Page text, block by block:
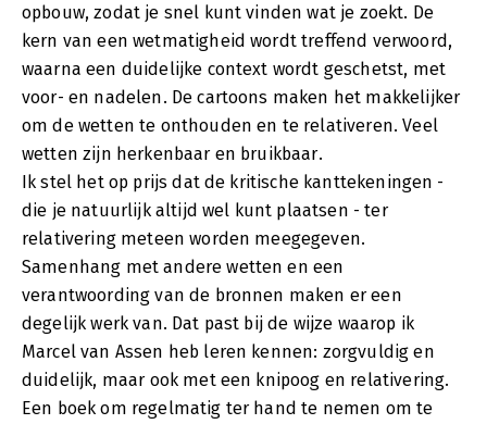
opbouw, zodat je snel kunt vinden wat je zoekt. De
kern van een wetmatigheid wordt treffend verwoord,
waarna een duidelijke context wordt geschetst, met
voor- en nadelen. De cartoons maken het makkelijker
om de wetten te onthouden en te relativeren. Veel
wetten zijn herkenbaar en bruikbaar.
Ik stel het op prijs dat de kritische kanttekeningen -
die je natuurlijk altijd wel kunt plaatsen - ter
relativering meteen worden meegegeven.
Samenhang met andere wetten en een
verantwoording van de bronnen maken er een
degelijk werk van. Dat past bij de wijze waarop ik
Marcel van Assen heb leren kennen: zorgvuldig en
duidelijk, maar ook met een knipoog en relativering.
Een boek om regelmatig ter hand te nemen om te